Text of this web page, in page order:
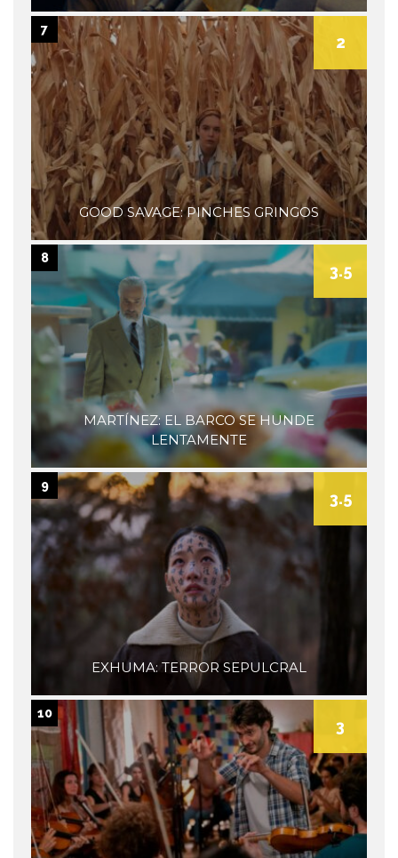
GOOD SAVAGE: PINCHES GRINGOS
2
7
MARTÍNEZ: EL BARCO SE HUNDE
LENTAMENTE
3.5
8
EXHUMA: TERROR SEPULCRAL
3.5
9
3
10